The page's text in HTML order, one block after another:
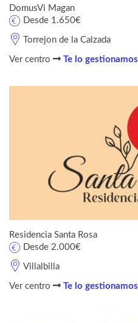
DomusVi Magan
Torrejon de la Calzada
Desde 1.650€
Ver centro Te lo gestionamos
Residencia Santa Rosa
Villalbilla
Desde 2.000€
Ver centro Te lo gestionamos